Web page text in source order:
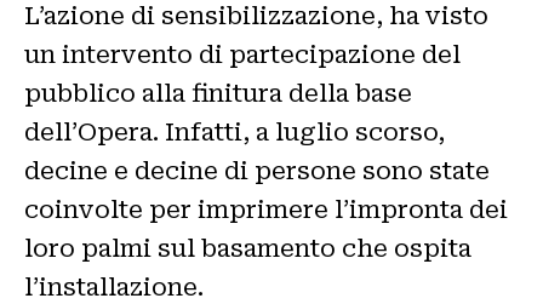
L’azione di sensibilizzazione, ha visto
un intervento di partecipazione del
pubblico alla finitura della base
dell’Opera. Infatti, a luglio scorso,
decine e decine di persone sono state
coinvolte per imprimere l’impronta dei
loro palmi sul basamento che ospita
l’installazione.